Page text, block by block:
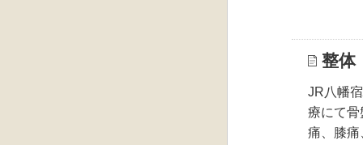
整体
JR八幡
療にて骨
痛、膝痛